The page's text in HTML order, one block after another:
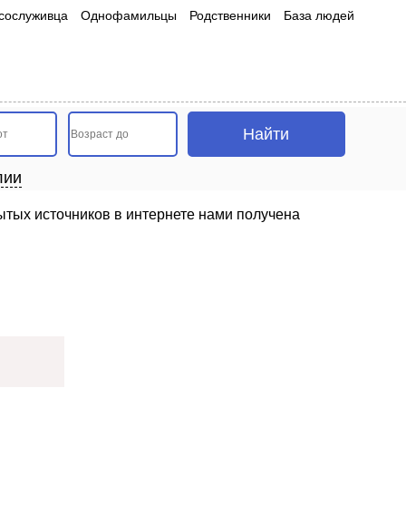
Однофамильцы Родственники База людей
источников в интернете нами получена